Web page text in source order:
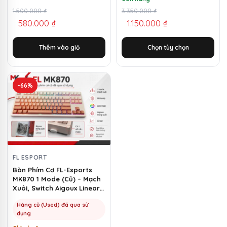
1.500.000₫
Giá
gốc
là:
1.500.000 ₫.
580.000 ₫
Giá
hiện
tại
là:
580.000 ₫.
Thêm vào giỏ
3.350.000₫
Giá
gốc
là:
3.350.000 ₫.
1.150.000 ₫
Giá
hiện
tại
là:
1.150.000 ₫.
Chọn tùy chọn
phẩm
-66%
FL ESPORT
Bàn Phím Cơ FL-Esports
MK870 1 Mode (Cũ) – Mạch
Xuôi, Switch Aigoux Linear |
Hàng cũ (Used) đã qua sử
dụng